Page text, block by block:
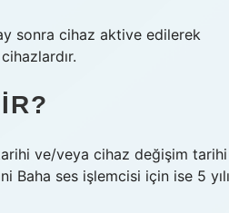
sonra cihaz aktive edilerek
ve/veya cihaz değişim tarihi
Baha ses işlemcisi için ise 5 yılı